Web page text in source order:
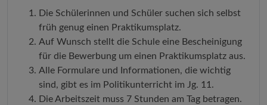
Die Schülerinnen und Schüler suchen sich selbst
früh genug einen Praktikumsplatz.
Auf Wunsch stellt die Schule eine Bescheinigung
für die Bewerbung um einen Praktikumsplatz aus.
Alle Formulare und Informationen, die wichtig
sind, gibt es im Politikunterricht im Jg. 11.
Die Arbeitszeit muss 7 Stunden am Tag betragen.